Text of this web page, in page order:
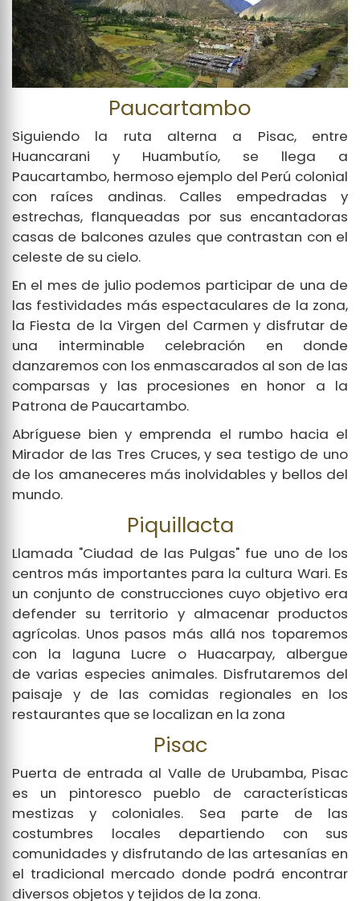
Paucartambo
Siguiendo la ruta alterna a Pisac, entre
Huancarani y Huambutío, se llega a
Paucartambo, hermoso ejemplo del Perú colonial
con raíces andinas. Calles empedradas y
estrechas, flanqueadas por sus encantadoras
casas de balcones azules que contrastan con el
celeste de su cielo.
En el mes de julio podemos participar de una de
las festividades más espectaculares de la zona,
la Fiesta de la Virgen del Carmen y disfrutar de
una interminable celebración en donde
danzaremos con los enmascarados al son de las
comparsas y las procesiones en honor a la
Patrona de Paucartambo.
Abríguese bien y emprenda el rumbo hacia el
Mirador de las Tres Cruces, y sea testigo de uno
de los amaneceres más inolvidables y bellos del
mundo.
Piquillacta
Llamada "Ciudad de las Pulgas" fue uno de los
centros más importantes para la cultura Wari. Es
un conjunto de construcciones cuyo objetivo era
defender su territorio y almacenar productos
agrícolas. Unos pasos más allá nos toparemos
con la laguna Lucre o Huacarpay, albergue
de varias especies animales. Disfrutaremos del
paisaje y de las comidas regionales en los
restaurantes que se localizan en la zona
Pisac
Puerta de entrada al Valle de Urubamba, Pisac
es un pintoresco pueblo de características
mestizas y coloniales. Sea parte de las
costumbres locales departiendo con sus
comunidades y disfrutando de las artesanías en
el tradicional mercado donde podrá encontrar
diversos objetos y tejidos de la zona.